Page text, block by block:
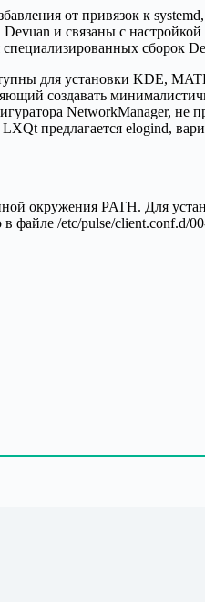
от привязок к
и связаны с
сборок
для установки KDE,
создавать
NetworkManager, не
предлагается elogind,
окружения PATH. Для
файле /etc/pulse/client.conf.d/